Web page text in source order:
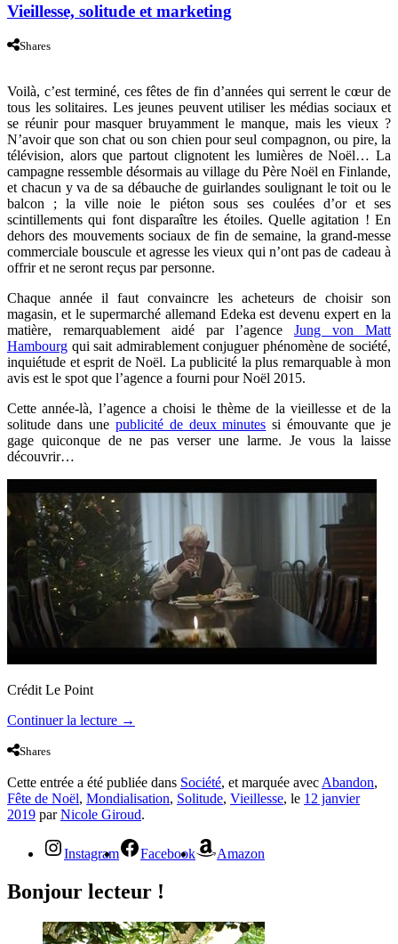
Vieillesse, solitude et marketing
Shares
Voilà, c’est terminé, ces fêtes de fin d’années qui serrent le cœur de
tous les solitaires. Les jeunes peuvent utiliser les médias sociaux et
se réunir pour masquer bruyamment le manque, mais les vieux ?
N’avoir que son chat ou son chien pour seul compagnon, ou pire, la
télévision, alors que partout clignotent les lumières de Noël… La
campagne ressemble désormais au village du Père Noël en Finlande,
et chacun y va de sa débauche de guirlandes soulignant le toit ou le
balcon ; la ville noie le piéton sous ses coulées d’or et ses
scintillements qui font disparaître les étoiles. Quelle agitation ! En
dehors des mouvements sociaux de fin de semaine, la grand-messe
commerciale bouscule et agresse les vieux qui n’ont pas de cadeau à
offrir et ne seront reçus par personne.
Chaque année il faut convaincre les acheteurs de choisir son
magasin, et le supermarché allemand Edeka est devenu expert en la
matière, remarquablement aidé par l’agence Jung von Matt
Hambourg qui sait admirablement conjuguer phénomène de société,
inquiétude et esprit de Noël. La publicité la plus remarquable à mon
avis est le spot que l’agence a fourni pour Noël 2015.
Cette année-là, l’agence a choisi le thème de la vieillesse et de la
solitude dans une publicité de deux minutes si émouvante que je
gage quiconque de ne pas verser une larme. Je vous la laisse
découvrir…
Crédit Le Point
Continuer la lecture →
Shares
Cette entrée a été publiée dans Société, et marquée avec Abandon,
Fête de Noël, Mondialisation, Solitude, Vieillesse, le 12 janvier
2019 parNicole Giroud.
Instagram Facebook Amazon
Bonjour lecteur !